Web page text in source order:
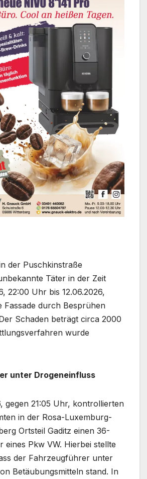
der Puschkinstraße
Täter in der Zeit
22:00 Uhr bis 12.06.2026,
Fassade durch Besprühen
Schaden beträgt circa 2000
wurde
unter Drogeneinfluss
gegen 21:05 Uhr, kontrollierten
in der Rosa-Luxemburg-
Ortsteil Gaditz einen 36-
eines Pkw VW. Hierbei stellte
der Fahrzeugführer unter
Betäubungsmitteln stand. In